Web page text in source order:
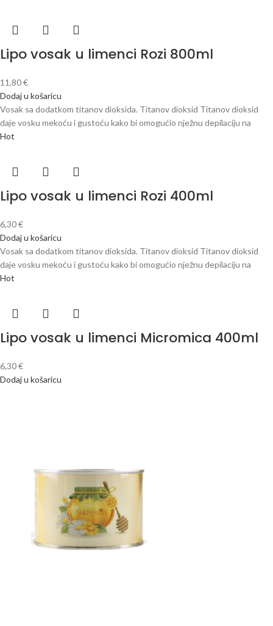
Lipo vosak u limenci Rozi 800ml
11,80€
Dodaj u košaricu
Vosak sa dodatkom titanov dioksida. Titanov dioksid Titanov dioksid
daje vosku mekoću i gustoću kako bi omogućio nježnu depilaciju na
Hot
Lipo vosak u limenci Rozi 400ml
6,30€
Dodaj u košaricu
Vosak sa dodatkom titanov dioksida. Titanov dioksid Titanov dioksid
daje vosku mekoću i gustoću kako bi omogućio nježnu depilaciju na
Hot
Lipo vosak u limenci Micromica 400ml
6,30€
Dodaj u košaricu